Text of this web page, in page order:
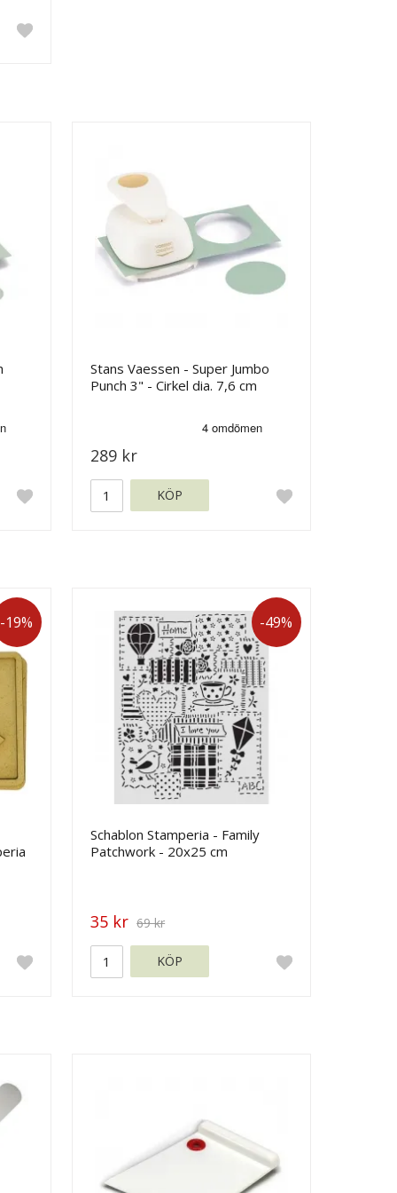
Stans Vaessen - Super Jumbo
Punch 3" - Cirkel dia. 7,6 cm
289 kr
KÖP
-19% -49%
Schablon Stamperia - Family
Patchwork - 20x25 cm
35 kr 69 kr
KÖP